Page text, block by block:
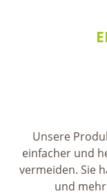
Unsere
einfacher und
vermeiden. Sie
und